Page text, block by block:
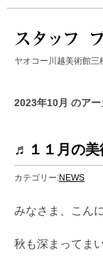
ヤオコー川越美術館三
2023年10月 のアー
♬１１月の美
カテゴリー:NEWS
みなさま、こん
秋も深まってま